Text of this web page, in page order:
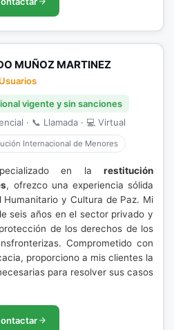
MUÑOZ MARTINEZ
vigente y sin sanciones
· 📞 Llamada · 💻 Virtual
Internacional de Menores
en la restitución
, ofrezco una experiencia sólida
y Cultura de Paz. Mi
seis años en el sector privado y
de los derechos de los
Comprometido con
proporciono a mis clientes la
para resolver sus casos